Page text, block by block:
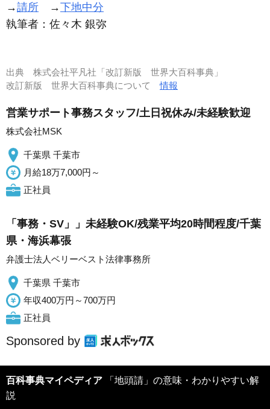
→請所 →下地中分
執筆者： 佐々木 銀弥
出典 株式会社平凡社「改訂新版 世界大百科事典」
改訂新版 世界大百科事典について情報
営業サポート事務スタッフ/土日祝休み/未経験歓迎
株式会社MSK
千葉県 千葉市
月給18万7,000円～
正社員
「事務・SV」」未経験OK/残業平均20時間程度/千葉
県・海浜幕張
弁護士法人ベリーベスト法律事務所
千葉県 千葉市
年収400万円～700万円
正社員
Sponsored by
百科事典マイペディア 「地頭請」の意味・わかりやすい解
説